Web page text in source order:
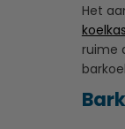
Het
ruime